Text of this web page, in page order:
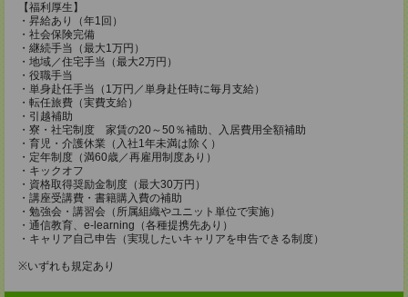
【福利厚生】
・昇給あり（年1回）
・社会保険完備
・継続手当（最大1万円）
・地域／住宅手当（最大2万円）
・役職手当
・単身赴任手当（1万円／単身赴任時に毎月支給）
・転任旅費（実費支給）
・引越補助
・寮・社宅制度 家賃の20～50％補助、入居費用全額補助
・育児・介護休業（入社1年未満は除く）
・定年制度（満60歳／再雇用制度あり）
・キックオフ
・資格取得奨励金制度（最大30万円）
・講座受講費・書籍購入費の補助
・勉強会・講習会（所属組織やユニット単位で実施）
・通信教育、e-learning（各種提携先あり）
・キャリア自己申告（実現したいキャリアを申告できる制度）
※いずれも規定あり